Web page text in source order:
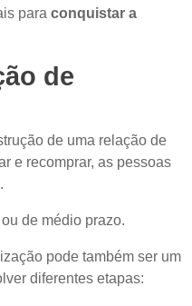
para conquistar a
de
de uma relação de
e recomprar, as pessoas
de médio prazo.
pode também ser um
diferentes etapas: